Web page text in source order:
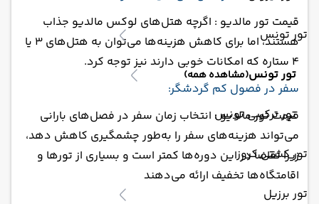
تور تونس
تور تونس(مشاهده همه)
تور ترکیبی تونس
تور کشتی کروز
تور برزیل
قیمت تور مالدیو : اگرچه هتل‌های لوکس مالدیو جذاب
هستند، اما برای کاهش هزینه‌ها می‌توان به هتل‌های 3 یا
4 ستاره که امکانات خوبی دارند نیز توجه کرد.
سفر در فصول کم‌ گردشگر:
قیمت تور مالدیو : انتخاب زمان سفر در فصل‌های بارانی
می‌تواند هزینه‌های سفر را به‌طور چشمگیری کاهش دهد،
زیرا تقاضا در این دوره‌ها کمتر است و بسیاری از تورها و
اقامتگاه‌ها تخفیف ارائه می‌دهند​